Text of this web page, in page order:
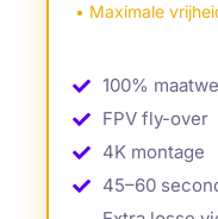
• Maximale
100%
FPV fly-over
4K montage
45–60